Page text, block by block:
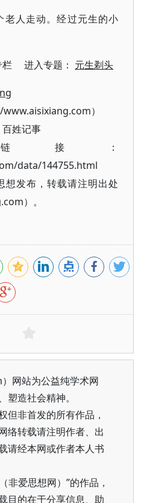
老人走动。经过元生的小
栏 进入专题： 元生剃头
）
百姓记事
接：
data/144755.html
想发布，转载请注明出处
）。
网站为公益纯学术网
塑造社会精神。
但非首发的所有作品，
络转载请注明作者、出
请经本网或作者本人书
非爱思想网）”的作品，
目的在于分享信息、助